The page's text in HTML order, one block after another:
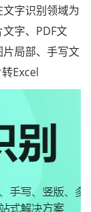
字识别领域为
字、PDF文
局部、手写文
Excel